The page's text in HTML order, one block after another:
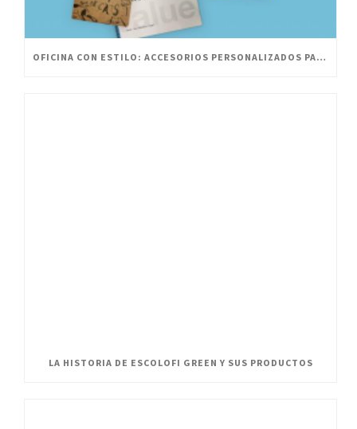
OFICINA CON ESTILO: ACCESORIOS PERSONALIZADOS PARA UN ESPACIO INNOVADOR
LA HISTORIA DE ESCOLOFI GREEN Y SUS PRODUCTOS